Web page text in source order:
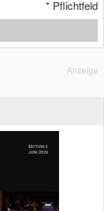
* Pflichtfeld
Anzeige